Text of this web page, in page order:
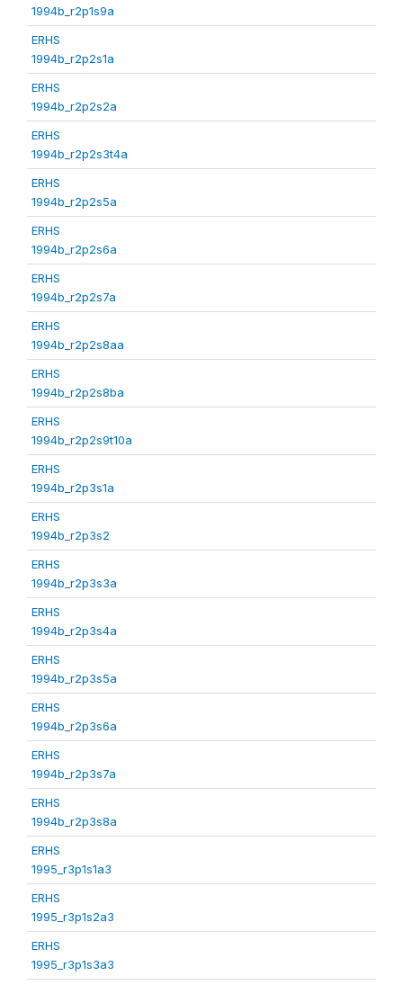
1994b_r2p1s9a
ERHS
1994b_r2p2s1a
ERHS
1994b_r2p2s2a
ERHS
1994b_r2p2s3t4a
ERHS
1994b_r2p2s5a
ERHS
1994b_r2p2s6a
ERHS
1994b_r2p2s7a
ERHS
1994b_r2p2s8aa
ERHS
1994b_r2p2s8ba
ERHS
1994b_r2p2s9t10a
ERHS
1994b_r2p3s1a
ERHS
1994b_r2p3s2
ERHS
1994b_r2p3s3a
ERHS
1994b_r2p3s4a
ERHS
1994b_r2p3s5a
ERHS
1994b_r2p3s6a
ERHS
1994b_r2p3s7a
ERHS
1994b_r2p3s8a
ERHS
1995_r3p1s1a3
ERHS
1995_r3p1s2a3
ERHS
1995_r3p1s3a3